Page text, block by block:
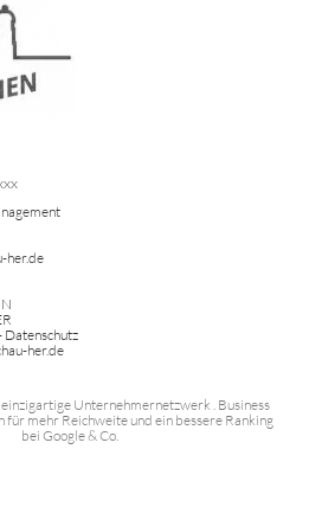
her.de
Datenschutz
her.de
einzigartige Unternehmernetzwerk . Business
für mehr Reichweite und ein bessere Ranking
bei Google & Co.